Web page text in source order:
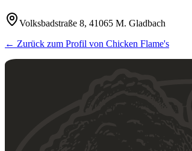
Volksbadstraße 8, 41065 M. Gladbach
← Zurück zum Profil von Chicken Flame's